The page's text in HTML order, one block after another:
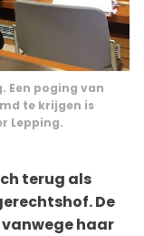
Een poging van
te krijgen is
Lepping.
terug als
De
haar